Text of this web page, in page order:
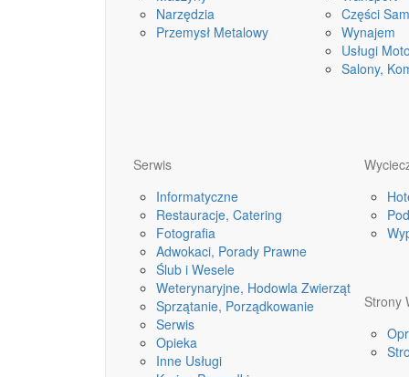
Narzędzia
Przemysł Metalowy
Części
Wynajem
Usługi
Salony,
Serwis
Informatyczne
Restauracje, Catering
Fotografia
Adwokaci, Porady Prawne
Ślub i Wesele
Weterynaryjne, Hodowla Zwierząt
Sprzątanie, Porządkowanie
Serwis
Opieka
Inne Usługi
Strony